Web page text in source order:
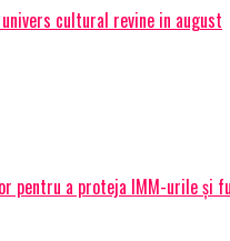
cultural revine in august
pentru a proteja IMM-urile și